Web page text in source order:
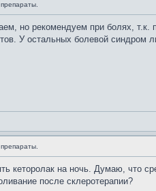
но рекомендуем при болях, т.к.
У остальных болевой синдром
кеторолак на ночь. Думаю, что
после склеротерапии?